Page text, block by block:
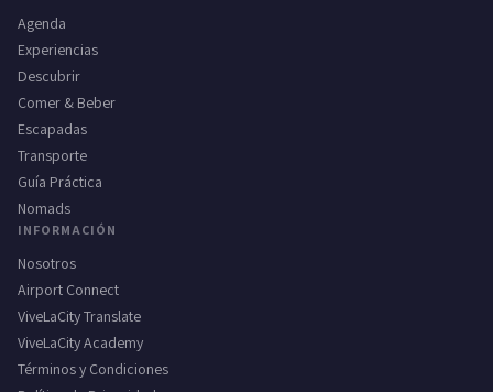
Agenda
Experiencias
Descubrir
Comer & Beber
Escapadas
Transporte
Guía Práctica
Nomads
INFORMACIÓN
Nosotros
Airport Connect
ViveLaCity Translate
ViveLaCity Academy
Términos y Condiciones